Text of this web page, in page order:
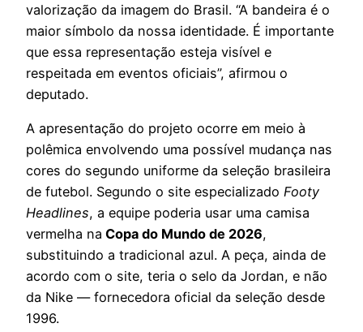
valorização da imagem do Brasil. “A bandeira é o
maior símbolo da nossa identidade. É importante
que essa representação esteja visível e
respeitada em eventos oficiais”, afirmou o
deputado.
A apresentação do projeto ocorre em meio à
polêmica envolvendo uma possível mudança nas
cores do segundo uniforme da seleção brasileira
de futebol. Segundo o site especializado Footy
Headlines, a equipe poderia usar uma camisa
vermelha na Copa do Mundo de 2026,
substituindo a tradicional azul. A peça, ainda de
acordo com o site, teria o selo da Jordan, e não
da Nike — fornecedora oficial da seleção desde
1996.